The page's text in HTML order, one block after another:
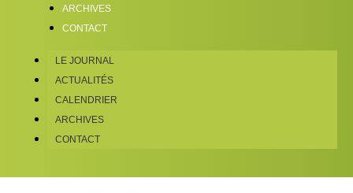
ARCHIVES
CONTACT
LE JOURNAL
ACTUALITÉS
CALENDRIER
ARCHIVES
CONTACT